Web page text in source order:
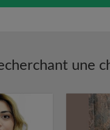
une